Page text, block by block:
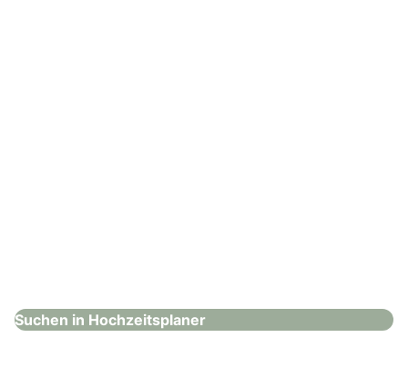
Suchen in Hochzeitsplaner